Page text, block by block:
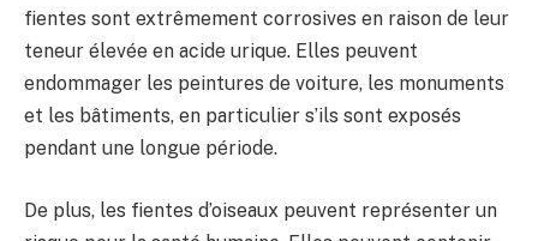
fientes sont extrêmement corrosives en raison de leur
teneur élevée en acide urique. Elles peuvent
endommager les peintures de voiture, les monuments
et les bâtiments, en particulier s’ils sont exposés
pendant une longue période.
De plus, les fientes d’oiseaux peuvent représenter un